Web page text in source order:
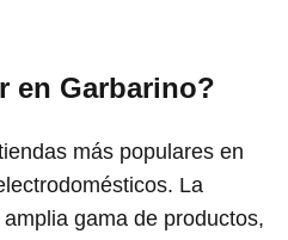
en Garbarino?
más populares en
La
gama de productos,